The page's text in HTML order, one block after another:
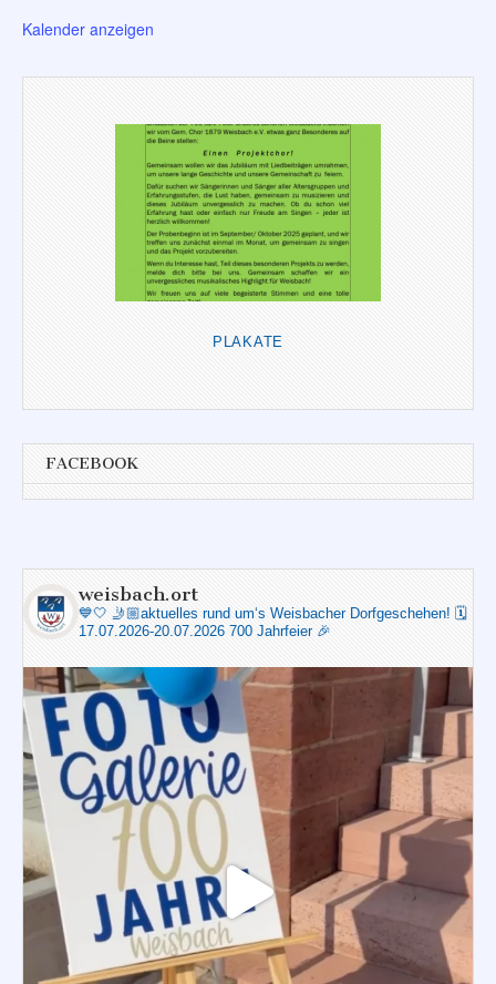
Kalender anzeigen
PLAKATE
FACEBOOK
weisbach.ort
💙🤍 🤳🏼aktuelles rund um‘s Weisbacher Dorfgeschehen! 🗓️
17.07.2026-20.07.2026 700 Jahrfeier 🎉